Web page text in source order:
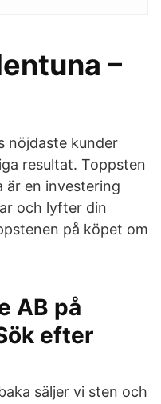
–
nöjdaste kunder
resultat. Toppsten
är en investering
och lyfter din
på köpet om
AB på
efter
säljer vi sten och